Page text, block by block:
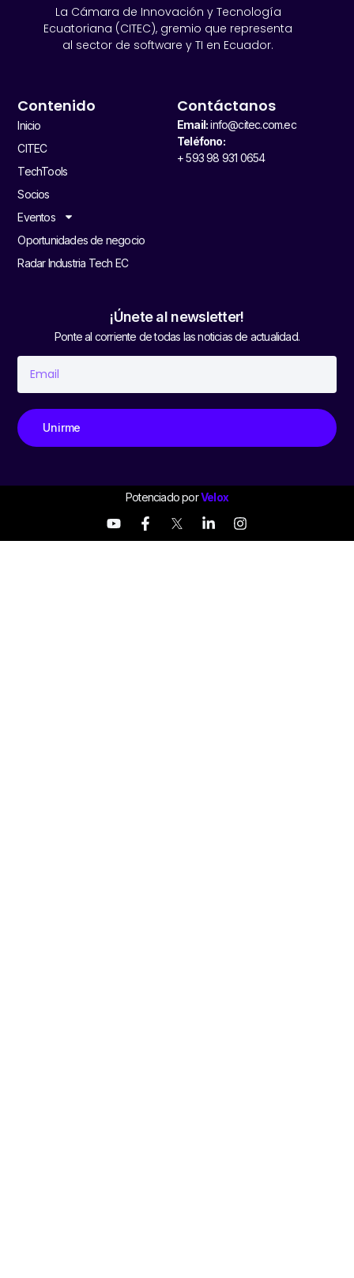
La Cámara de Innovación y Tecnología
Ecuatoriana (CITEC), gremio que representa
al sector de software y TI en Ecuador.
Contenido
Inicio
CITEC
TechTools
Socios
Eventos
Oportunidades de negocio
Radar Industria Tech EC
Contáctanos
Email:info@citec.com.ec
Teléfono:
+ 593 98 931 0654
¡Únete al newsletter!
Ponte al corriente de todas las noticias de actualidad.
Unirme
Potenciado porVelox